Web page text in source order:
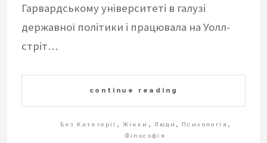
Гарвардському університеті в галузі
державної політики і працювала на Уолл-
стріт…
continue reading
Без Категорії , Жінки , Люди , Психологія ,
Філософія